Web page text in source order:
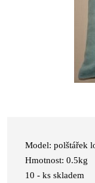
Model: polštářek
Hmotnost: 0.5kg
10 - ks skladem